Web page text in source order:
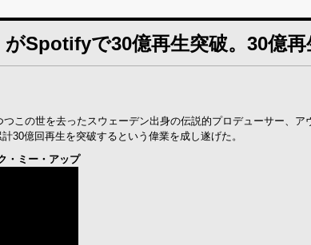
Spotifyで30億再生突破。30億
この世を去ったスウェーデン出身の伝説的プロデューサー、
30億回再生を突破するという偉業を成し遂げた。
・ミー・アップ